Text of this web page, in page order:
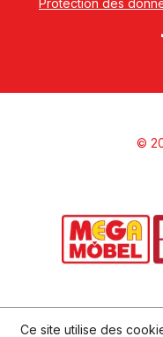
©
Ce site utilise des